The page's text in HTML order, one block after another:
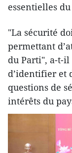
essentielles
"La sécurité
permettant
du Parti", a-t-
d’identifier et
questions de
intérêts du